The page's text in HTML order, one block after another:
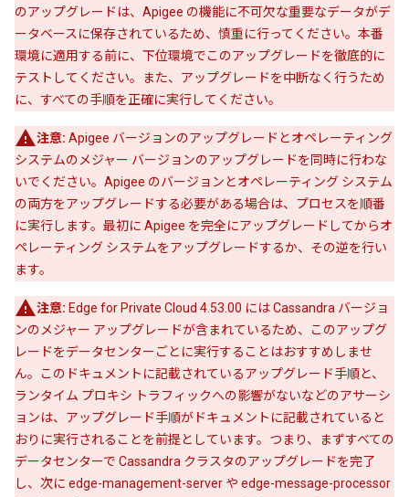
のアップグレードは、Apigee の機能に不可欠な重要なデータがデ
ータベースに保存されているため、慎重に行ってください。本番
環境に適用する前に、下位環境でこのアップグレードを徹底的に
テストしてください。また、アップグレードを中断なく行うため
に、すべての手順を正確に実行してください。
注意: Apigee バージョンのアップグレードとオペレーティング
システムのメジャー バージョンのアップグレードを同時に行わな
いでください。Apigee のバージョンとオペレーティング システム
の両方をアップグレードする必要がある場合は、プロセスを順番
に実行します。最初に Apigee を完全にアップグレードしてからオ
ペレーティング システムをアップグレードするか、その逆を行い
ます。
注意: Edge for Private Cloud 4.53.00 には Cassandra バージョ
ンのメジャー アップグレードが含まれているため、このアップグ
レードをデータセンターごとに実行することはおすすめしませ
ん。このドキュメントに記載されているアップグレード手順と、
ランタイム プロキシ トラフィックへの影響がないなどのアサーシ
ョンは、アップグレード手順がドキュメントに記載されていると
おりに実行されることを前提としています。つまり、まずすべての
データセンターで Cassandra クラスタのアップグレードを完了
し、次に edge-management-server や edge-message-processor